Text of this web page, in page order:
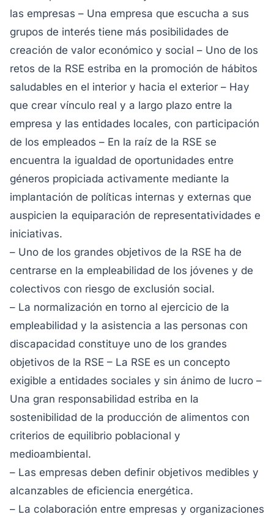
las empresas – Una empresa que escucha a sus
grupos de interés tiene más posibilidades de
creación de valor económico y social – Uno de los
retos de la RSE estriba en la promoción de hábitos
saludables en el interior y hacia el exterior – Hay
que crear vínculo real y a largo plazo entre la
empresa y las entidades locales, con participación
de los empleados – En la raíz de la RSE se
encuentra la igualdad de oportunidades entre
géneros propiciada activamente mediante la
implantación de políticas internas y externas que
auspicien la equiparación de representatividades e
iniciativas.
– Uno de los grandes objetivos de la RSE ha de
centrarse en la empleabilidad de los jóvenes y de
colectivos con riesgo de exclusión social.
– La normalización en torno al ejercicio de la
empleabilidad y la asistencia a las personas con
discapacidad constituye uno de los grandes
objetivos de la RSE – La RSE es un concepto
exigible a entidades sociales y sin ánimo de lucro –
Una gran responsabilidad estriba en la
sostenibilidad de la producción de alimentos con
criterios de equilibrio poblacional y
medioambiental.
– Las empresas deben definir objetivos medibles y
alcanzables de eficiencia energética.
– La colaboración entre empresas y organizaciones